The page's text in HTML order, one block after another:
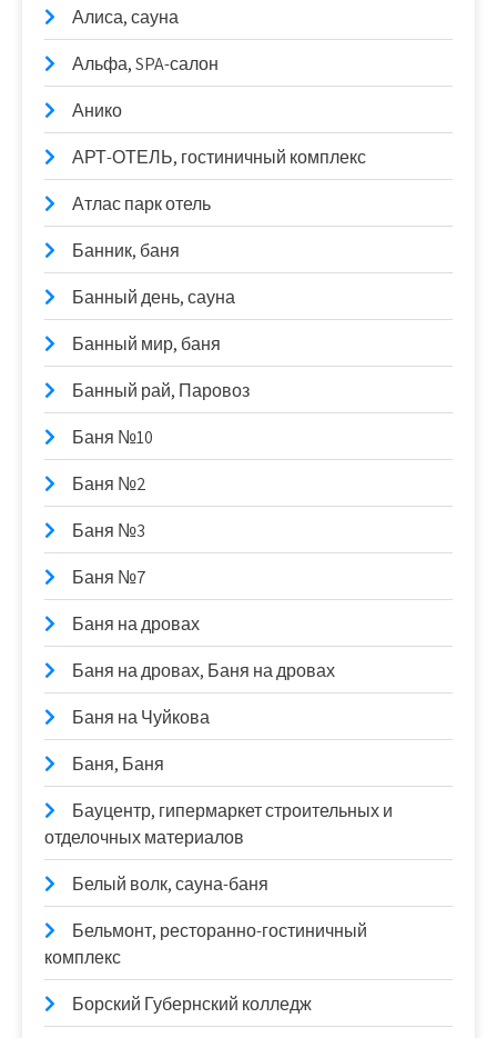
Алиса, сауна
Альфа, SPA-салон
Анико
АРТ-ОТЕЛЬ, гостиничный комплекс
Атлас парк отель
Банник, баня
Банный день, сауна
Банный мир, баня
Банный рай, Паровоз
Баня №10
Баня №2
Баня №3
Баня №7
Баня на дровах
Баня на дровах, Баня на дровах
Баня на Чуйкова
Баня, Баня
Бауцентр, гипермаркет строительных и
отделочных материалов
Белый волк, сауна-баня
Бельмонт, ресторанно-гостиничный
комплекс
Борский Губернский колледж